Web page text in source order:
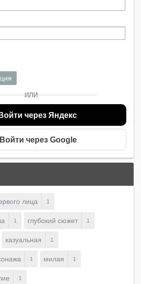
ИЛИ
Войти через Яндекс
Войти через Google
лица 1
1 глубокий сюжет 1
казуальная 1
1 милая 1
1